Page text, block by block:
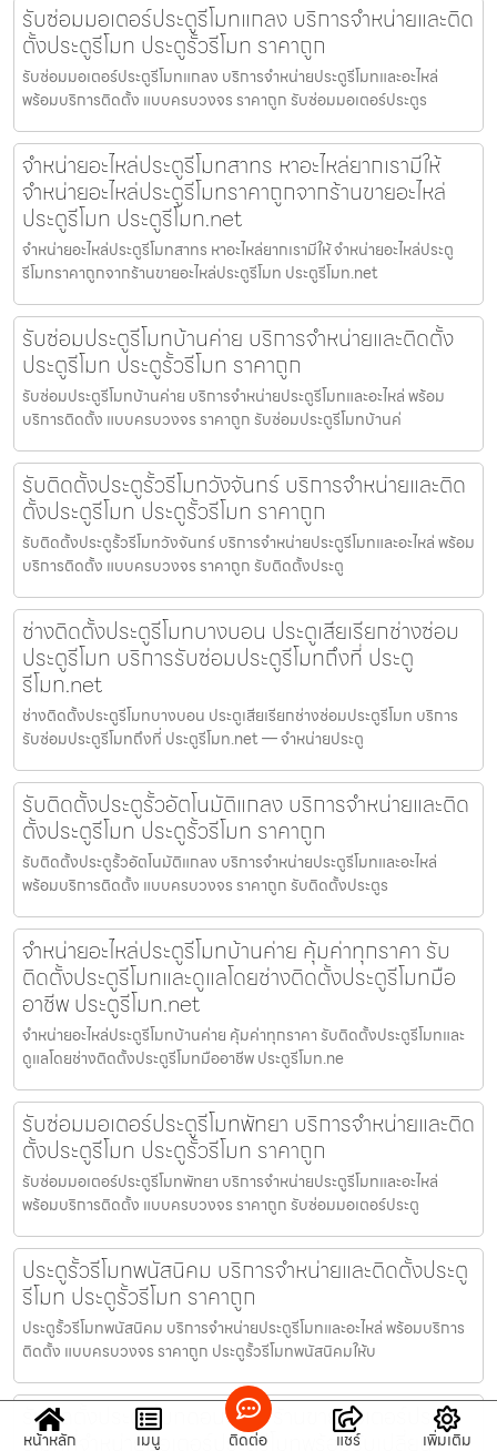
รับซ่อมมอเตอร์ประตูรีโมทแกลง บริการจำหน่ายและติด
ตั้งประตูรีโมท ประตูรั้วรีโมท ราคาถูก
รับซ่อมมอเตอร์ประตูรีโมทแกลง บริการจำหน่ายประตูรีโมทและอะไหล่
พร้อมบริการติดตั้ง แบบครบวงจร ราคาถูก รับซ่อมมอเตอร์ประตูร
จำหน่ายอะไหล่ประตูรีโมทสาทร หาอะไหล่ยากเรามีให้
จำหน่ายอะไหล่ประตูรีโมทราคาถูกจากร้านขายอะไหล่
ประตูรีโมท ประตูรีโมท.net
จำหน่ายอะไหล่ประตูรีโมทสาทร หาอะไหล่ยากเรามีให้ จำหน่ายอะไหล่ประตู
รีโมทราคาถูกจากร้านขายอะไหล่ประตูรีโมท ประตูรีโมท.net
รับซ่อมประตูรีโมทบ้านค่าย บริการจำหน่ายและติดตั้ง
ประตูรีโมท ประตูรั้วรีโมท ราคาถูก
รับซ่อมประตูรีโมทบ้านค่าย บริการจำหน่ายประตูรีโมทและอะไหล่ พร้อม
บริการติดตั้ง แบบครบวงจร ราคาถูก รับซ่อมประตูรีโมทบ้านค่
รับติดตั้งประตูรั้วรีโมทวังจันทร์ บริการจำหน่ายและติด
ตั้งประตูรีโมท ประตูรั้วรีโมท ราคาถูก
รับติดตั้งประตูรั้วรีโมทวังจันทร์ บริการจำหน่ายประตูรีโมทและอะไหล่ พร้อม
บริการติดตั้ง แบบครบวงจร ราคาถูก รับติดตั้งประตู
ช่างติดตั้งประตูรีโมทบางบอน ประตูเสียเรียกช่างซ่อม
ประตูรีโมท บริการรับซ่อมประตูรีโมทถึงที่ ประตู
รีโมท.net
ช่างติดตั้งประตูรีโมทบางบอน ประตูเสียเรียกช่างซ่อมประตูรีโมท บริการ
รับซ่อมประตูรีโมทถึงที่ ประตูรีโมท.net — จำหน่ายประตู
รับติดตั้งประตูรั้วอัตโนมัติแกลง บริการจำหน่ายและติด
ตั้งประตูรีโมท ประตูรั้วรีโมท ราคาถูก
รับติดตั้งประตูรั้วอัตโนมัติแกลง บริการจำหน่ายประตูรีโมทและอะไหล่
พร้อมบริการติดตั้ง แบบครบวงจร ราคาถูก รับติดตั้งประตูร
จำหน่ายอะไหล่ประตูรีโมทบ้านค่าย คุ้มค่าทุกราคา รับ
ติดตั้งประตูรีโมทและดูแลโดยช่างติดตั้งประตูรีโมทมือ
อาชีพ ประตูรีโมท.net
จำหน่ายอะไหล่ประตูรีโมทบ้านค่าย คุ้มค่าทุกราคา รับติดตั้งประตูรีโมทและ
ดูแลโดยช่างติดตั้งประตูรีโมทมืออาชีพ ประตูรีโมท.ne
รับซ่อมมอเตอร์ประตูรีโมทพัทยา บริการจำหน่ายและติด
ตั้งประตูรีโมท ประตูรั้วรีโมท ราคาถูก
รับซ่อมมอเตอร์ประตูรีโมทพัทยา บริการจำหน่ายประตูรีโมทและอะไหล่
พร้อมบริการติดตั้ง แบบครบวงจร ราคาถูก รับซ่อมมอเตอร์ประตู
ประตูรั้วรีโมทพนัสนิคม บริการจำหน่ายและติดตั้งประตู
รีโมท ประตูรั้วรีโมท ราคาถูก
ประตูรั้วรีโมทพนัสนิคม บริการจำหน่ายประตูรีโมทและอะไหล่ พร้อมบริการ
ติดตั้ง แบบครบวงจร ราคาถูก ประตูรั้วรีโมทพนัสนิคมให้บ
รับติดตั้งประตูรีโมทดอนเมือง ร้านขายมอเตอร์ประตู
รีโมทที่จำหน่ายมอเตอร์ประตูรีโมทพร้อมรับเปลี่ยน
หน้าหลัก เมนู ติดต่อ แชร์ เพิ่มเติม